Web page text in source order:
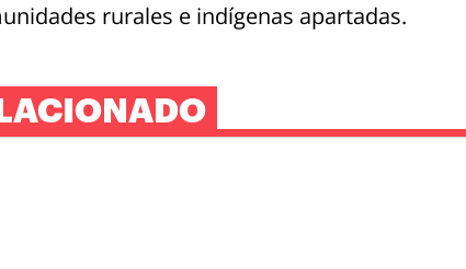
rurales e indígenas apartadas.